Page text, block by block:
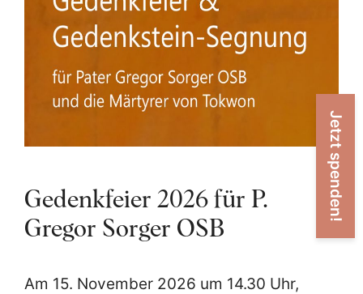
Gedenkfeier 2026 für P.
Gregor Sorger OSB
Am 15. November 2026 um 14.30 Uhr,
Jetzt spenden!